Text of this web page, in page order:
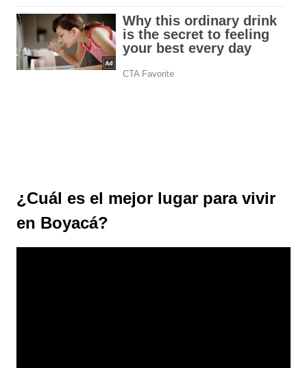
¿Cuál es el mejor lugar para vivir
en Boyacá?